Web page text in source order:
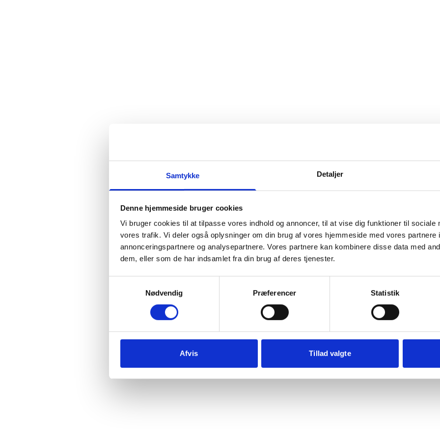
Samtykke Detaljer
Denne hjemmeside bruger cookies
Vi bruger cookies til at tilpasse vores indhold og annoncer, til at vise dig funktioner til sociale
vores trafik. Vi deler også oplysninger om din brug af vores hjemmeside med vores partnere
annonceringspartnere og analysepartnere. Vores partnere kan kombinere disse data med
dem, eller som de har indsamlet fra din brug af deres tjenester.
Nødvendig
Præferencer Statistik
Afvis Tillad valgte
Der opstod en uventet fejl
Vi beklager ulejligheden. Prøv at genindlæse siden. Hvis
fortsætter, kontakt venligst vores kundeservice.
Genindlæs siden